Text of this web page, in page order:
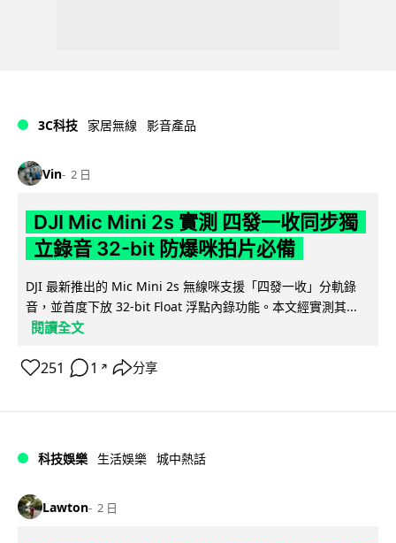
3C科技 家居無線 影音產品
Vin 2 日
DJI Mic Mini 2s 實測 四發一收同步獨
立錄音 32-bit 防爆咪拍片必備
DJI 最新推出的 Mic Mini 2s 無線咪支援「四發一收」分軌錄
音，並首度下放 32-bit Float 浮點內錄功能。本文經實測其...
閱讀全文
251 1 ↗ 分享
科技娛樂 生活娛樂 城中熱話
Lawton 2 日